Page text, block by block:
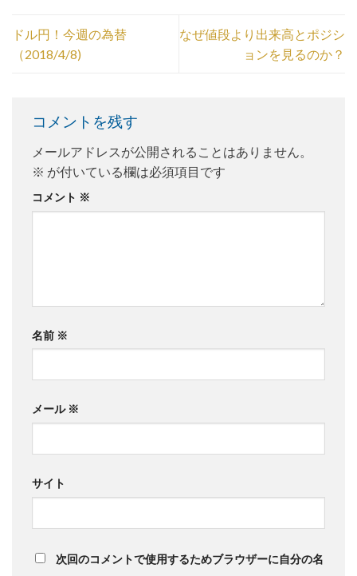
ドル円！今週の為替
（2018/4/8)
なぜ値段より出来高とポジシ
ョンを見るのか？
コメントを残す
メールアドレスが公開されることはありません。
※ が付いている欄は必須項目です
コメント ※
名前 ※
メール ※
サイト
次回のコメントで使用するためブラウザーに自分の名